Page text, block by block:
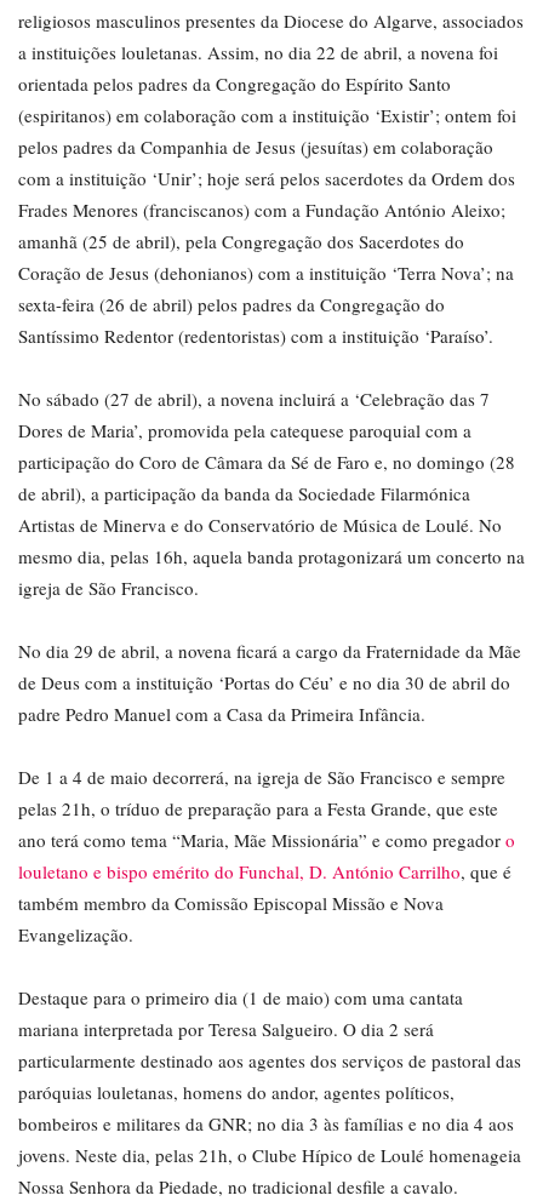
religiosos masculinos presentes da Diocese do Algarve, associados
a instituições louletanas. Assim, no dia 22 de abril, a novena foi
orientada pelos padres da Congregação do Espírito Santo
(espiritanos) em colaboração com a instituição ‘Existir’; ontem foi
pelos padres da Companhia de Jesus (jesuítas) em colaboração
com a instituição ‘Unir’; hoje será pelos sacerdotes da Ordem dos
Frades Menores (franciscanos) com a Fundação António Aleixo;
amanhã (25 de abril), pela Congregação dos Sacerdotes do
Coração de Jesus (dehonianos) com a instituição ‘Terra Nova’; na
sexta-feira (26 de abril) pelos padres da Congregação do
Santíssimo Redentor (redentoristas) com a instituição ‘Paraíso’.
No sábado (27 de abril), a novena incluirá a ‘Celebração das 7
Dores de Maria’, promovida pela catequese paroquial com a
participação do Coro de Câmara da Sé de Faro e, no domingo (28
de abril), a participação da banda da Sociedade Filarmónica
Artistas de Minerva e do Conservatório de Música de Loulé. No
mesmo dia, pelas 16h, aquela banda protagonizará um concerto na
igreja de São Francisco.
No dia 29 de abril, a novena ficará a cargo da Fraternidade da Mãe
de Deus com a instituição ‘Portas do Céu’ e no dia 30 de abril do
padre Pedro Manuel com a Casa da Primeira Infância.
De 1 a 4 de maio decorrerá, na igreja de São Francisco e sempre
pelas 21h, o tríduo de preparação para a Festa Grande, que este
ano terá como tema “Maria, Mãe Missionária” e como pregador o
louletano e bispo emérito do Funchal, D. António Carrilho, que é
também membro da Comissão Episcopal Missão e Nova
Evangelização.
Destaque para o primeiro dia (1 de maio) com uma cantata
mariana interpretada por Teresa Salgueiro. O dia 2 será
particularmente destinado aos agentes dos serviços de pastoral das
paróquias louletanas, homens do andor, agentes políticos,
bombeiros e militares da GNR; no dia 3 às famílias e no dia 4 aos
jovens. Neste dia, pelas 21h, o Clube Hípico de Loulé homenageia
Nossa Senhora da Piedade, no tradicional desfile a cavalo.